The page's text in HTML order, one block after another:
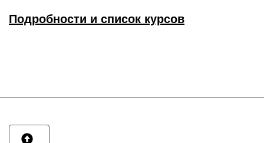
Подробности и список курсов